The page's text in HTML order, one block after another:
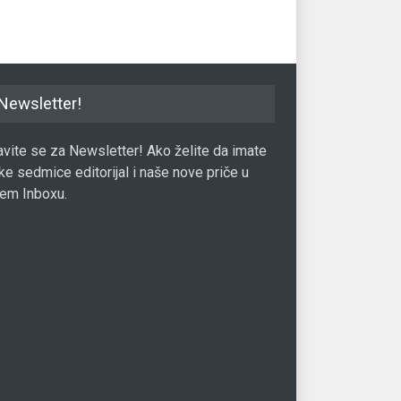
se za Newsletter! Ako želite da imate
sedmice editorijal i naše nove priče u
Inboxu.